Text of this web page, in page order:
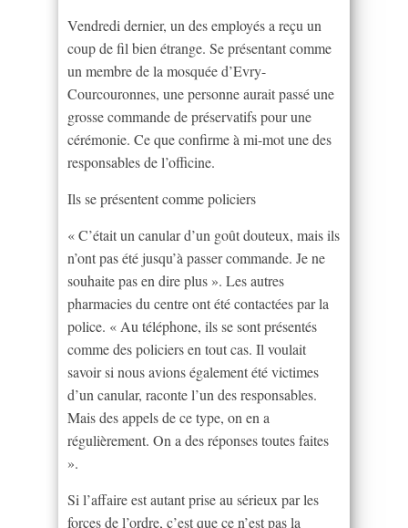
Vendredi dernier, un des employés a reçu un
coup de fil bien étrange. Se présentant comme
un membre de la mosquée d’Evry-
Courcouronnes, une personne aurait passé une
grosse commande de préservatifs pour une
cérémonie. Ce que confirme à mi-mot une des
responsables de l’officine.
Ils se présentent comme policiers
« C’était un canular d’un goût douteux, mais ils
n’ont pas été jusqu’à passer commande. Je ne
souhaite pas en dire plus ». Les autres
pharmacies du centre ont été contactées par la
police. « Au téléphone, ils se sont présentés
comme des policiers en tout cas. Il voulait
savoir si nous avions également été victimes
d’un canular, raconte l’un des responsables.
Mais des appels de ce type, on en a
régulièrement. On a des réponses toutes faites
».
Si l’affaire est autant prise au sérieux par les
forces de l’ordre, c’est que ce n’est pas la